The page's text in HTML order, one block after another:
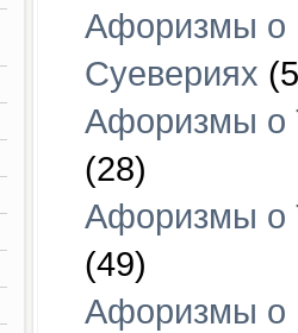
Афоризмы о
Суевериях
Афоризмы о
(28)
Афоризмы о
(49)
Афоризмы о